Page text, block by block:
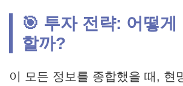
🎯 투자 전략: 어떻게
할까?
이 모든 정보를 종합했을 때, 현